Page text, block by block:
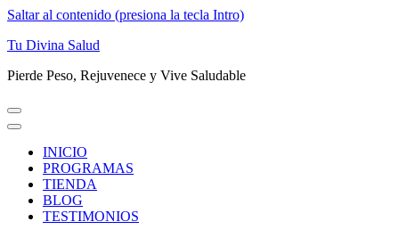
Saltar al contenido (presiona la tecla Intro)
Tu Divina Salud
Pierde Peso, Rejuvenece y Vive Saludable
INICIO
PROGRAMAS
TIENDA
BLOG
TESTIMONIOS